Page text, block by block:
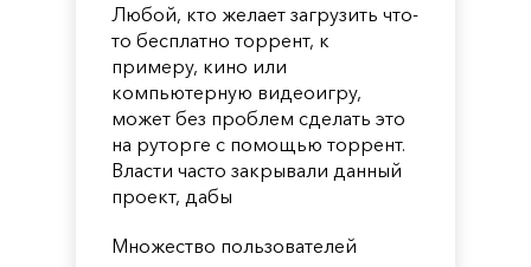
Любой, кто желает загрузить что-
то бесплатно торрент, к
примеру, кино или
компьютерную видеоигру,
может без проблем сделать это
на руторге с помощью торрент.
Власти часто закрывали данный
проект, дабы
Множество пользователей